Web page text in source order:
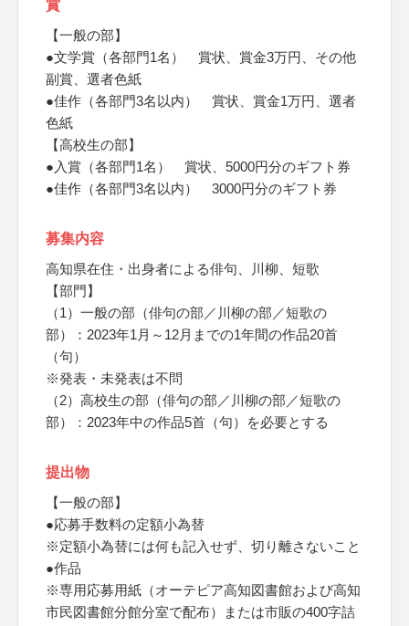
賞
【一般の部】
●文学賞（各部門1名） 賞状、賞金3万円、その他
副賞、選者色紙
●佳作（各部門3名以内） 賞状、賞金1万円、選者
色紙
【高校生の部】
●入賞（各部門1名） 賞状、5000円分のギフト券
●佳作（各部門3名以内） 3000円分のギフト券
募集内容
高知県在住・出身者による俳句、川柳、短歌
【部門】
（1）一般の部（俳句の部／川柳の部／短歌の
部）：2023年1月～12月までの1年間の作品20首
（句）
※発表・未発表は不問
（2）高校生の部（俳句の部／川柳の部／短歌の
部）：2023年中の作品5首（句）を必要とする
提出物
【一般の部】
●応募手数料の定額小為替
※定額小為替には何も記入せず、切り離さないこと
●作品
※専用応募用紙（オーテピア高知図書館および高知
市民図書館分館分室で配布）または市販の400字詰